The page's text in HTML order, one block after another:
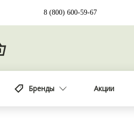
8 (800) 600-59-67
Бренды Акции